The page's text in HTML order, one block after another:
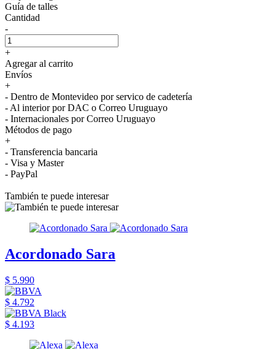
Guía de talles
Cantidad
-
+
Agregar al carrito
Envíos
+
- Dentro de Montevideo por servico de cadetería
- Al interior por DAC o Correo Uruguayo
- Internacionales por Correo Uruguayo
Métodos de pago
+
- Transferencia bancaria
- Visa y Master
- PayPal
También te puede interesar
Acordonado Sara
$ 5.990
$ 4.792
$ 4.193